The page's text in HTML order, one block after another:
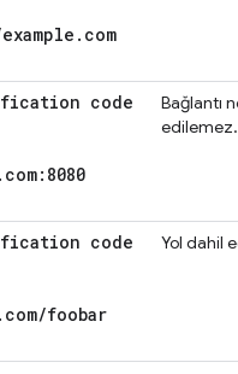
example . com
code
. com:8080
Bağlantı
edilemez.
code
. com/foobar
Yol dahil